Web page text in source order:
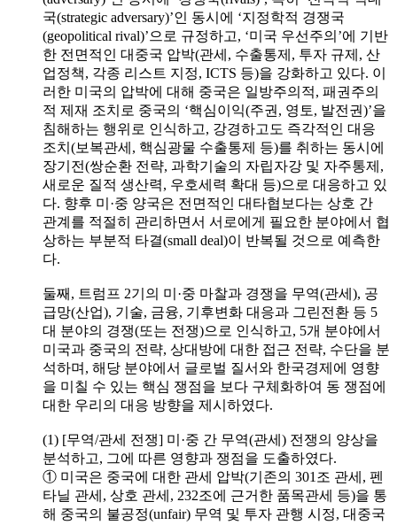
국(strategic adversary)’인 동시에 ‘지정학적 경쟁국
(geopolitical rival)’으로 규정하고, ‘미국 우선주의’에 기반
한 전면적인 대중국 압박(관세, 수출통제, 투자 규제, 산
업정책, 각종 리스트 지정, ICTS 등)을 강화하고 있다. 이
러한 미국의 압박에 대해 중국은 일방주의적, 패권주의
적 제재 조치로 중국의 ‘핵심이익(주권, 영토, 발전권)’을
침해하는 행위로 인식하고, 강경하고도 즉각적인 대응
조치(보복관세, 핵심광물 수출통제 등)를 취하는 동시에
장기전(쌍순환 전략, 과학기술의 자립자강 및 자주통제,
새로운 질적 생산력, 우호세력 확대 등)으로 대응하고 있
다. 향후 미·중 양국은 전면적인 대타협보다는 상호 간
관계를 적절히 관리하면서 서로에게 필요한 분야에서 협
상하는 부분적 타결(small deal)이 반복될 것으로 예측한
다.
둘째, 트럼프 2기의 미·중 마찰과 경쟁을 무역(관세), 공
급망(산업), 기술, 금융, 기후변화 대응과 그린전환 등 5
대 분야의 경쟁(또는 전쟁)으로 인식하고, 5개 분야에서
미국과 중국의 전략, 상대방에 대한 접근 전략, 수단을 분
석하며, 해당 분야에서 글로벌 질서와 한국경제에 영향
을 미칠 수 있는 핵심 쟁점을 보다 구체화하여 동 쟁점에
대한 우리의 대응 방향을 제시하였다.
(1) [무역/관세 전쟁] 미·중 간 무역(관세) 전쟁의 양상을
분석하고, 그에 따른 영향과 쟁점을 도출하였다.
① 미국은 중국에 대한 관세 압박(기존의 301조 관세, 펜
타닐 관세, 상호 관세, 232조에 근거한 품목관세 등)을 통
해 중국의 불공정(unfair) 무역 및 투자 관행 시정, 대중국